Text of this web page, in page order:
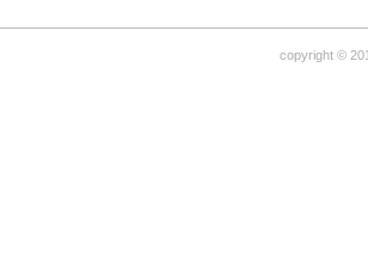
copyright ©